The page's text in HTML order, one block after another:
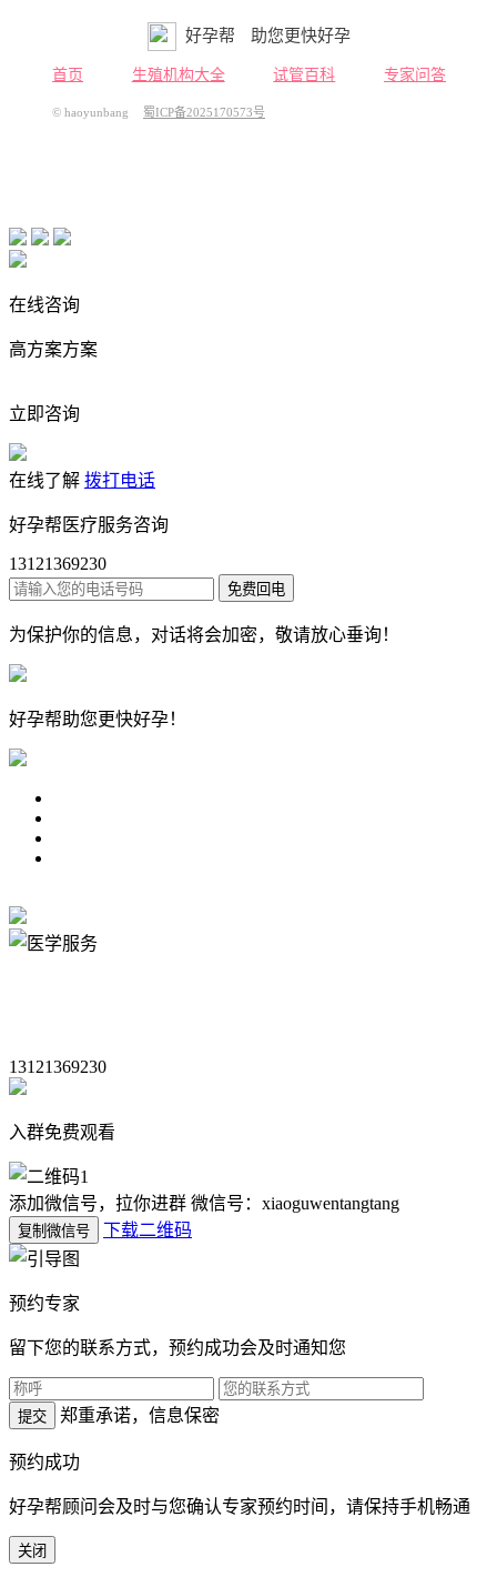
好孕帮 助您更快好孕
首页 生殖机构大全 试管百科 专家问答
© haoyunbang 蜀ICP备2025170573号
在线咨询
高方案方案
立即咨询
在线了解 拨打电话
好孕帮医疗服务咨询
13121369230
为保护你的信息，对话将会加密，敬请放心垂询！
好孕帮助您更快好孕！
13121369230
入群免费观看
添加微信号，拉你进群 微信号：xiaoguwentangtang
复制微信号 下载二维码
预约专家
留下您的联系方式，预约成功会及时通知您
提交 郑重承诺，信息保密
预约成功
好孕帮顾问会及时与您确认专家预约时间，请保持手机畅通
关闭